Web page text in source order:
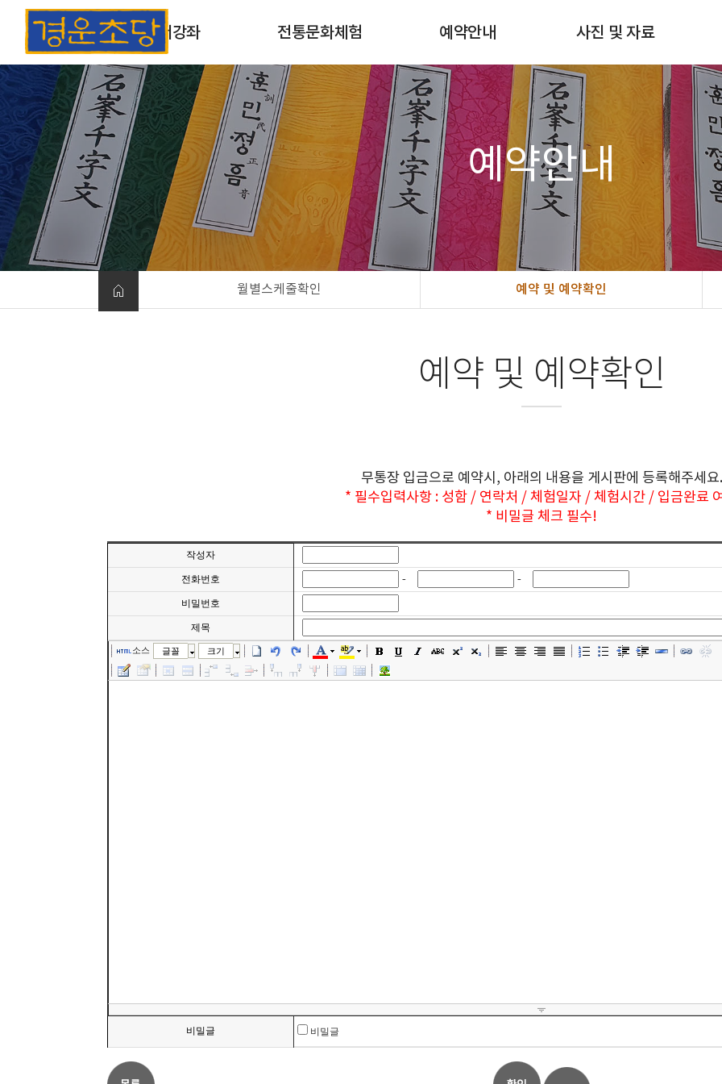
초서강좌
초서강좌 소개
과정안내
전통문화체험
목판 및 목활자 인쇄
옛날책 만들기
개인맞춤형체험
예약안내
월별스케줄확인
예약 및 예약확인
예약방법 & 비용안내
사진 및 자료
사진갤러리
예약안내
월별스케줄확인 예약 및 예약확인
예약 및 예약확인
무통장 입금으로 예약시, 아래의 내용을 게시판에 등록해주세요.
* 필수입력사항 : 성함 / 연락처 / 체험일자 / 체험시간 / 입금완료
* 비밀글 체크 필수!
작성자
전화번호 - -
비밀번호
제목
소스 글꼴 크기
비밀글 비밀글